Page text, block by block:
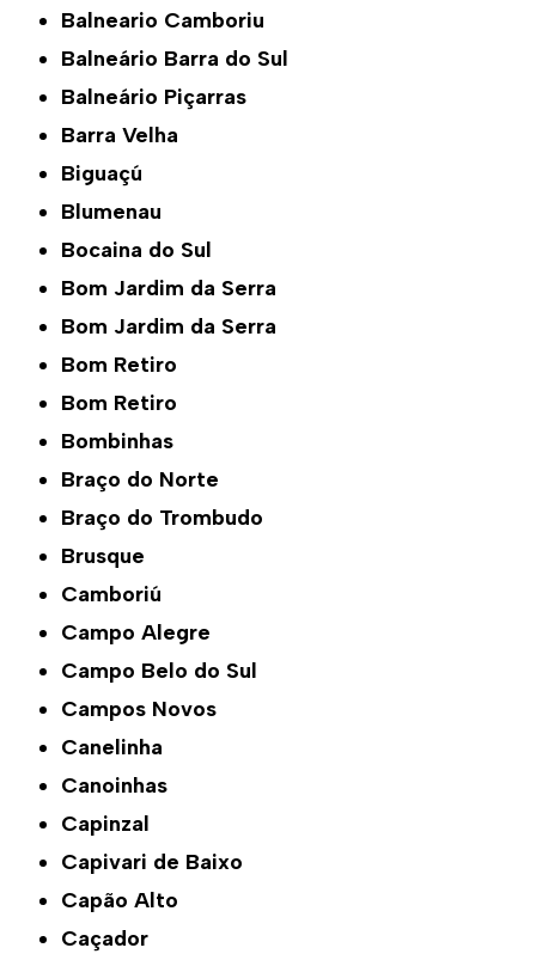
Balneario Camboriu
Balneário Barra do Sul
Balneário Piçarras
Barra Velha
Biguaçú
Blumenau
Bocaina do Sul
Bom Jardim da Serra
Bom Jardim da Serra
Bom Retiro
Bom Retiro
Bombinhas
Braço do Norte
Braço do Trombudo
Brusque
Camboriú
Campo Alegre
Campo Belo do Sul
Campos Novos
Canelinha
Canoinhas
Capinzal
Capivari de Baixo
Capão Alto
Caçador